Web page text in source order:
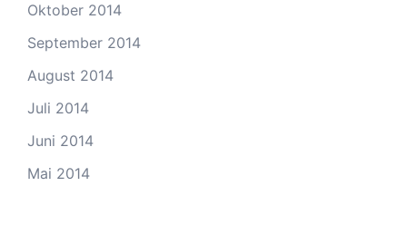
Oktober 2014
September 2014
August 2014
Juli 2014
Juni 2014
Mai 2014